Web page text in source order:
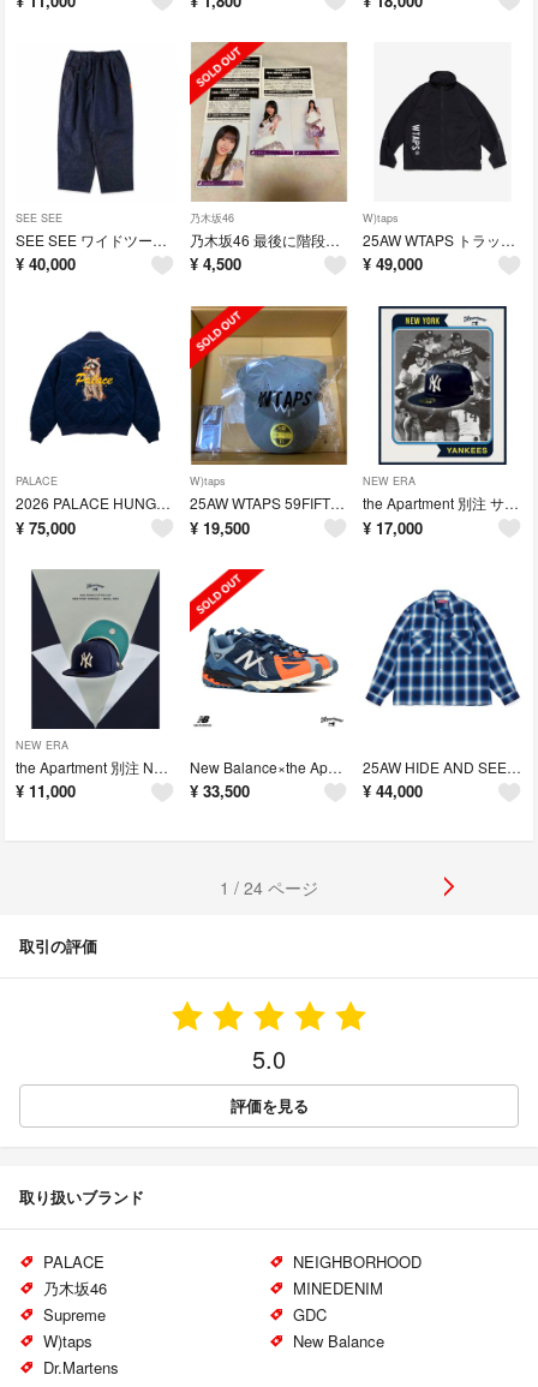
SEE SEE
SEE SEE ワイドツータックデニムパンツ INDIGO L
¥ 40,000
乃木坂46
乃木坂46 最後に階段を駆け上がったのはいつだ？ 抽選応募券3枚セット
¥ 4,500
W)taps
25AW WTAPS トラックジャケット Black M
¥ 49,000
PALACE
2026 PALACE HUNGRY RACCOON JACKET M
¥ 75,000
W)taps
25AW WTAPS 59FIFTY NEW ERA 7 5/8
¥ 19,500
NEW ERA
the Apartment 別注 サテン NEW ERA CAP 7 5/8
¥ 17,000
NEW ERA
the Apartment 別注 NEW ERA CAP 7 1/2 59.6
¥ 11,000
New Balance×the Apartment ML610XAT 27
¥ 33,500
25AW HIDE AND SEEK オンブレチェックシャツ BLUE M
¥ 44,000
1 / 24 ページ
取引の評価
5.0
評価を見る
取り扱いブランド
PALACE
NEIGHBORHOOD
乃木坂46
MINEDENIM
Supreme
GDC
W)taps
New Balance
Dr.Martens